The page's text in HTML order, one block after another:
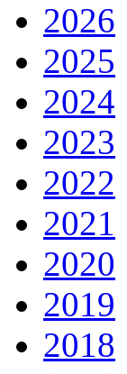
2026
2025
2024
2023
2022
2021
2020
2019
2018